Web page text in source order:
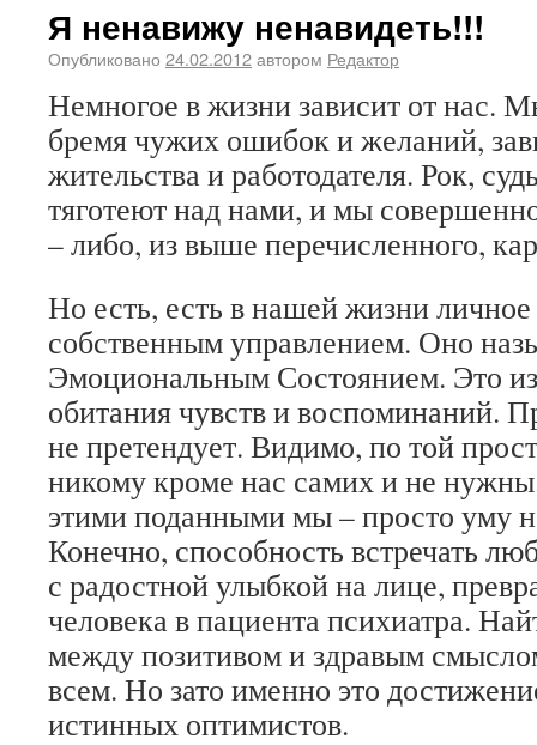
Я ненавижу ненавидеть!!!
Опубликовано 24.02.2012автором Редактор
Немногое в жизни зависит от нас.
бремя чужих ошибок и желаний,
жительства и работодателя. Рок,
тяготеют над нами, и мы
– либо, из выше перечисленного,
Но есть, есть в нашей жизни личное
собственным управлением. Оно
Эмоциональным Состоянием. Это
обитания чувств и воспоминаний.
не претендует. Видимо, по той
никому кроме нас самих и не
этими поданными мы – просто уму
Конечно, способность встречать
с радостной улыбкой на лице,
человека в пациента психиатра.
между позитивом и здравым
всем. Но зато именно это
истинных оптимистов.